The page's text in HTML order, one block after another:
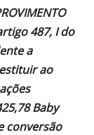
487, I do
a
ao
Baby
conversão